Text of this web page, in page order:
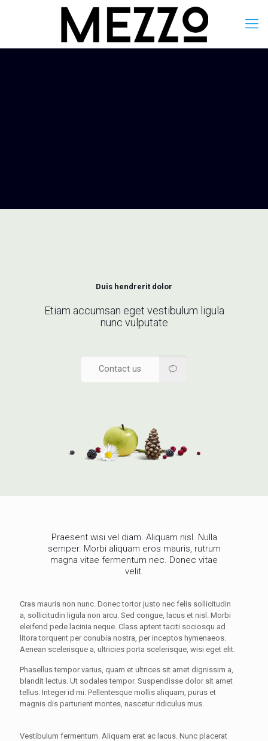
Duis hendrerit dolor
Etiam accumsan eget vestibulum ligula
nunc vulputate
Contact us
Praesent wisi vel diam. Aliquam nisl. Nulla
semper. Morbi aliquam eros mauris, rutrum
magna vitae fermentum nec. Donec vitae
velit.
Cras mauris non nunc. Donec tortor justo nec felis sollicitudin
a, sollicitudin ligula non arcu. Sed congue, lacus et nisl. Morbi
eleifend pede lacinia neque. Class aptent taciti sociosqu ad
litora torquent per conubia nostra, per inceptos hymenaeos.
Aenean scelerisque a, ultricies porta scelerisque, wisi eget elit.
Phasellus tempor varius, quam et ultrices sit amet dignissim a,
blandit lectus. Ut sodales tempor. Suspendisse dolor sit amet
tellus. Integer id mi. Pellentesque mollis aliquam, purus et
magnis dis parturient montes, nascetur ridiculus mus.
Vestibulum fermentum. Aliquam erat ac lacus. Nunc placerat